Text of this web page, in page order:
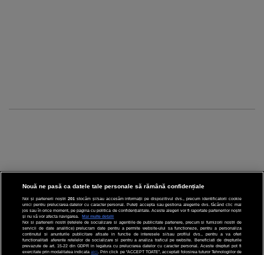
CINEMA
DIVERTISMENT
STIRI
Nouă ne pasă ca datele tale personale să rămână confidențiale
Noi și partenerii noștri 201 stocăm și/sau accesăm informații pe dispozitivul dvs., precum identificatorii cookie
unici pentru prelucrarea datelor cu caracter personal. Puteți accepta sau gestiona alegerile dvs. făcând clic mai
jos sau în orice moment, pe pagina cu politica de confidențialitate. Aceste alegeri vor fi raportate partenerilor noștri
și nu vă vor afecta navigarea.
Mai multe detalii
Noi si partenerii nostri (retelele de socializare si agentiile de publicitate partenere, precum si furnizorii nostri de
servicii de date analitice) prelucram date pentru a permite website-ului sa functioneze, pentru a personaliza
continutul si anunturile publicitare afisate in functie de interesele si/sau profilul dvs., pentru a va oferi
functionalitati aferente retelelor de socializare si pentru a analiza traficul pe website. Beneficiati de drepturile
prevazute de art. 15-22 din GDPR in legatura cu prelucrarea datelor cu caracter personal. Aceste drepturi pot fi
exercitate prin modalitatea indicataaici . Prin click pe “ACCEPT TOATE”, acceptati folosirea tuturor Tehnologiilor de